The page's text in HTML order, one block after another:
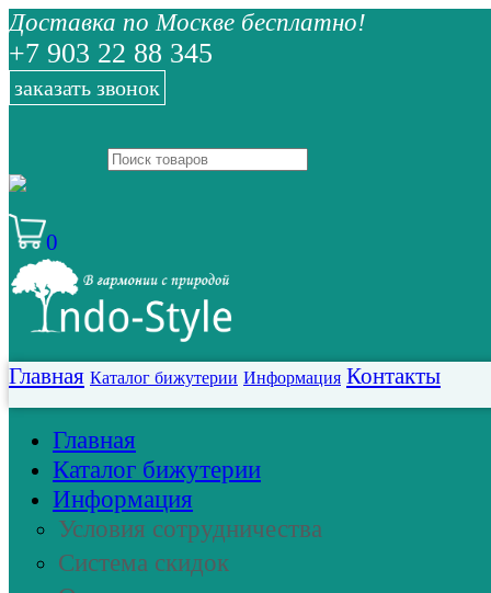
Доставка по Москве бесплатно!
+7 903 22 88 345
заказать звонок
0
Главная Каталог бижутерии Информация Контакты
Главная
Каталог бижутерии
Информация
Условия сотрудничества
Система скидок